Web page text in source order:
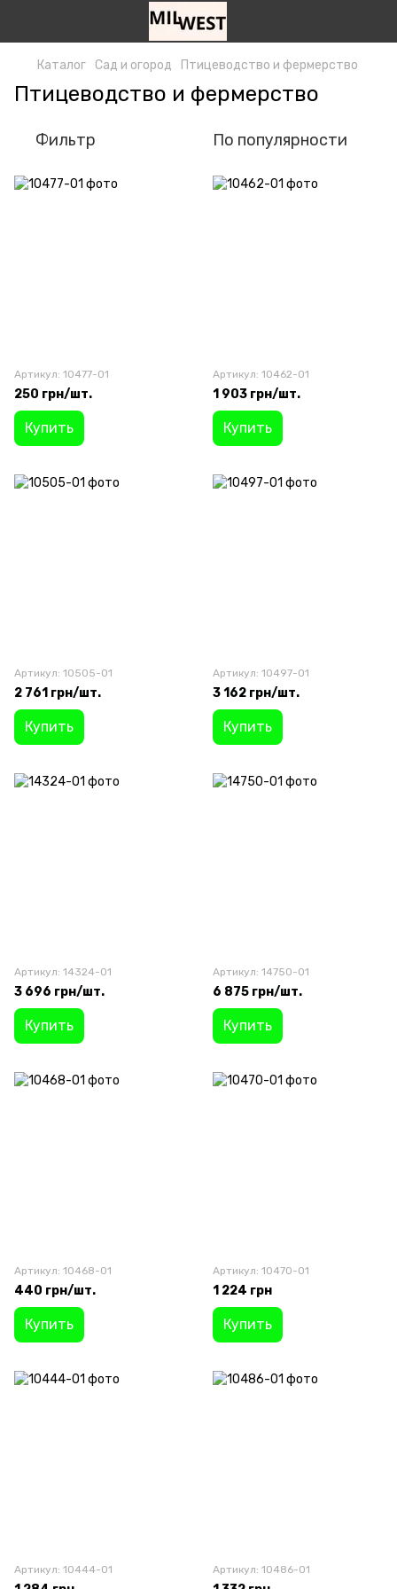
Каталог Сад и огород Птицеводство и фермерство
Птицеводство и фермерство
Фильтр По популярности
Артикул: 10477-01
250 грн/шт.
Купить
Артикул: 10462-01
1 903 грн/шт.
Купить
Артикул: 10505-01
2 761 грн/шт.
Купить
Артикул: 10497-01
3 162 грн/шт.
Купить
Артикул: 14324-01
3 696 грн/шт.
Купить
Артикул: 14750-01
6 875 грн/шт.
Купить
Артикул: 10468-01
440 грн/шт.
Купить
Артикул: 10470-01
1 224 грн
Купить
Артикул: 10444-01 Артикул: 10486-01